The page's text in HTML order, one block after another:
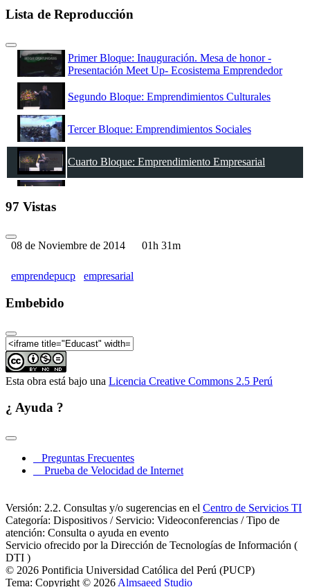
Lista de Reproducción
Primer Bloque: Inauguración. Mesa de honor -
Presentación Meet Up- Ecosistema Emprendedor
Segundo Bloque: Emprendimientos Culturales
Tercer Bloque: Emprendimientos Sociales
Cuarto Bloque: Emprendimiento Empresarial
97 Vistas
08 de Noviembre de 2014 01h 31m
emprendepucp empresarial
Embebido
Esta obra está bajo una Licencia Creative Commons 2.5 Perú
¿ Ayuda ?
Preguntas Frecuentes
Prueba de Velocidad de Internet
Versión: 2.2. Consultas y/o sugerencias en el Centro de Servicios TI
Categoría: Dispositivos / Servicio: Videoconferencias / Tipo de
atención: Consulta o ayuda en evento
Servicio ofrecido por la Dirección de Tecnologías de Información (
DTI )
© 2026 Pontificia Universidad Católica del Perú (PUCP)
Tema: Copyright © 2026 Almsaeed Studio